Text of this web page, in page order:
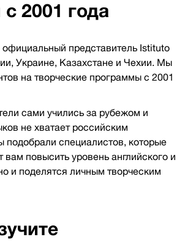
2001 года
представитель Istituto
Украине, Казахстане и Чехии. Мы
на творческие программы с 2001
сами учились за рубежом и
не хватает российским
подобрали специалистов, которые
вам повысить уровень английского и
и поделятся личным творческим